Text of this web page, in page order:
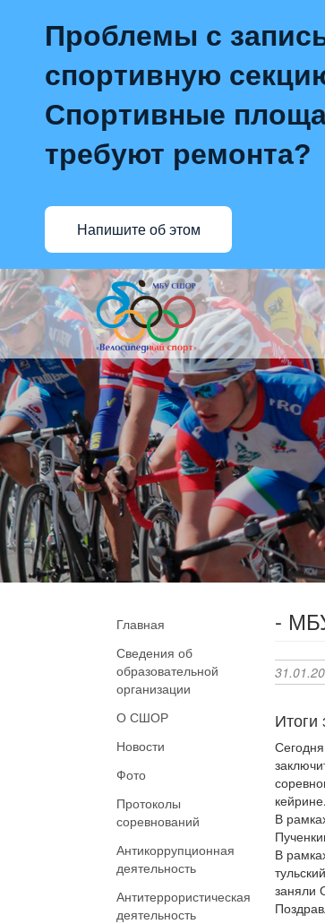
Проблемы с
спортивную
Спортивные
требуют ремонта?
Напишите об этом
Главная
Сведения об
образовательной
организации
О СШОР
Новости
Фото
Протоколы
соревнований
Антикоррупционная
деятельность
Антитеррористическая
деятельность
-
Итоги
кейрине.
В
В
заняли